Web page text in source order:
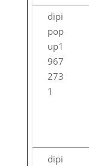
dipi
pop
up1
967
273
1
dipi